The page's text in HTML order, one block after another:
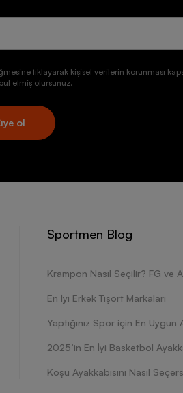
tıklayarak kişisel verilerin korunması
etmiş olursunuz.
ol
Sportmen Blog
En İyi Erkek Tişört Markaları
Yaptığınız Spor için En Uygun
2025’in En İyi Basketbol
Koşu Ayakkabısını Nasıl